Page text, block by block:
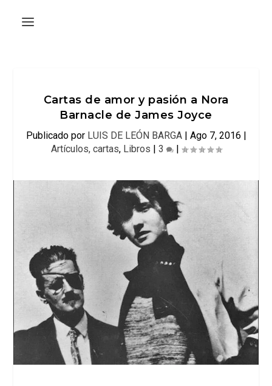
Cartas de amor y pasión a Nora
Barnacle de James Joyce
Publicado por LUIS DE LEÓN BARGA| Ago 7, 2016 |
Artículos, cartas, Libros | 3 |